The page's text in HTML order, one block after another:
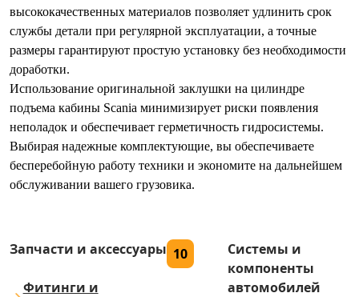
высококачественных материалов позволяет удлинить срок
службы детали при регулярной эксплуатации, а точные
размеры гарантируют простую установку без необходимости
доработки.
Использование оригинальной заклушки на цилиндре
подъема кабины Scania минимизирует риски появления
неполадок и обеспечивает герметичность гидросистемы.
Выбирая надежные комплектующие, вы обеспечиваете
бесперебойную работу техники и экономите на дальнейшем
обслуживании вашего грузовика.
Запчасти и аксессуары 10
Фитинги и
Системы и
компоненты
автомобилей